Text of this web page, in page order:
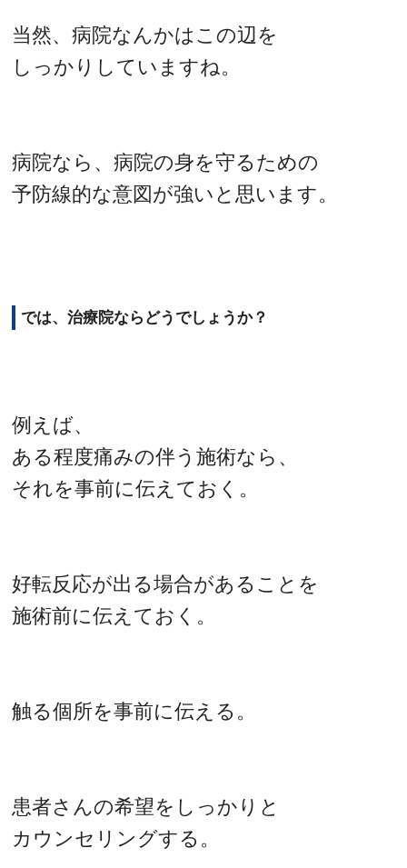
当然、病院なんかはこの辺を
しっかりしていますね。
病院なら、病院の身を守るための
予防線的な意図が強いと思います。
では、治療院ならどうでしょうか？
例えば、
ある程度痛みの伴う施術なら、
それを事前に伝えておく。
好転反応が出る場合があることを
施術前に伝えておく。
触る個所を事前に伝える。
患者さんの希望をしっかりと
カウンセリングする。